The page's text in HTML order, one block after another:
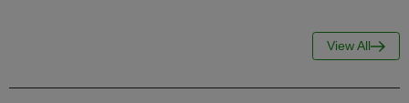
View All